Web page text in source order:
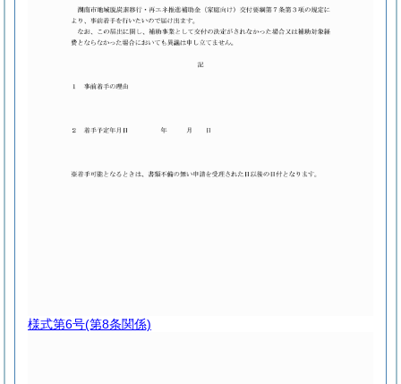
様式第6号(第8条関係)